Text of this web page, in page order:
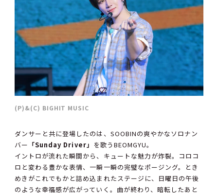
(P)&(C) BIGHIT MUSIC
ダンサーと共に登場したのは、SOOBINの爽やかなソロナン
バー 「Sunday Driver」 を歌うBEOMGYU。
イントロが流れた瞬間から、キュートな魅力が炸裂。コロコ
ロと変わる豊かな表情、一瞬一瞬の完璧なポージング。とき
めきがこれでもかと詰め込まれたステージに、日曜日の午後
のような幸福感が広がっていく。曲が終わり、暗転したあと